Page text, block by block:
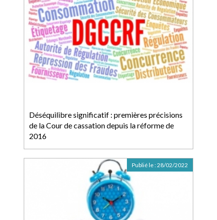
Déséquilibre significatif : premières précisions
de la Cour de cassation depuis la réforme de
2016
Publié le :28/02/2022